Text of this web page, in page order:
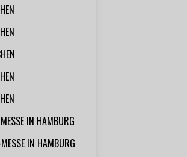
IN HAMBURG
IN HAMBURG